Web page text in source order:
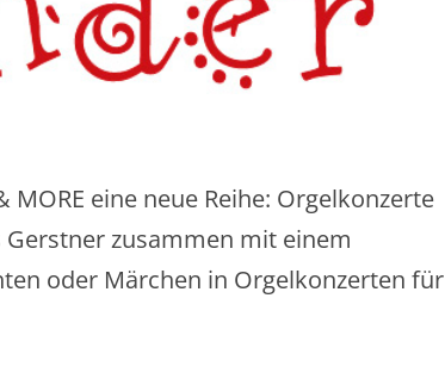
eine neue Reihe: Orgelkonzerte
zusammen mit einem
oder Märchen in Orgelkonzerten für